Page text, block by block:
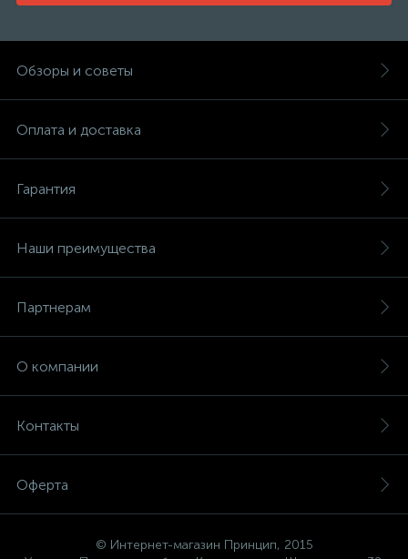
Обзоры и советы
Оплата и доставка
Гарантия
Наши преимущества
Партнерам
О компании
Контакты
Оферта
© Интернет-магазин Принцип, 2015